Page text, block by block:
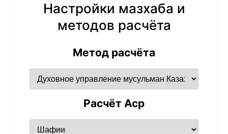
Настройки мазхаба и
методов расчёта
Метод расчёта
Расчёт Аср